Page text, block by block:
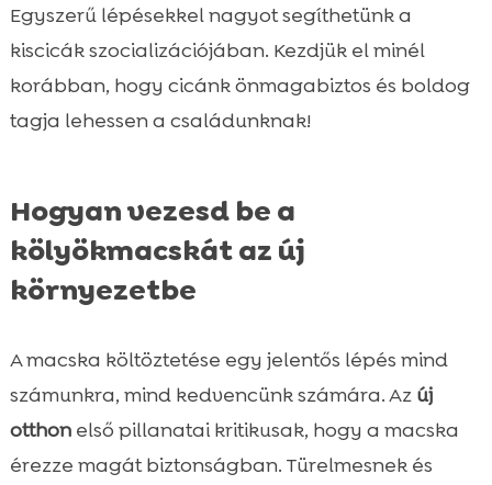
Egyszerű lépésekkel nagyot segíthetünk a
kiscicák szocializációjában. Kezdjük el minél
korábban, hogy cicánk önmagabiztos és boldog
tagja lehessen a családunknak!
Hogyan vezesd be a
kölyökmacskát az új
környezetbe
A macska költöztetése egy jelentős lépés mind
számunkra, mind kedvencünk számára. Az új
otthonelső pillanatai kritikusak, hogy a macska
érezze magát biztonságban. Türelmesnek és